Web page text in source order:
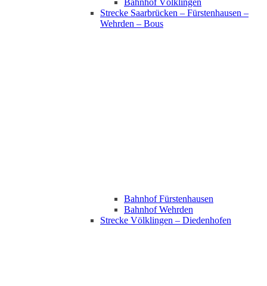
Bahnhof Völklingen
Strecke Saarbrücken – Fürstenhausen –
Wehrden – Bous
Bahnhof Fürstenhausen
Bahnhof Wehrden
Strecke Völklingen – Diedenhofen